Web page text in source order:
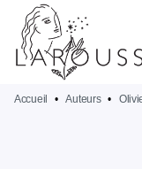
MENU
PIED DE PAGE
Accueil • Auteurs •